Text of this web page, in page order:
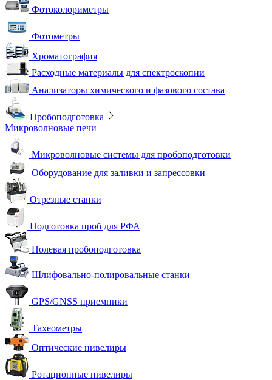
Фотоколориметры
Фотометры
Хроматография
Расходные материалы для спектроскопии
Анализаторы химического и фазового состава
Пробоподготовка
Микроволновые печи
Микроволновые системы для пробоподготовки
Оборудование для заливки и запрессовки
Отрезные станки
Подготовка проб для РФА
Полевая пробоподготовка
Шлифовально-полировальные станки
GPS/GNSS приемники
Тахеометры
Оптические нивелиры
Ротационные нивелиры